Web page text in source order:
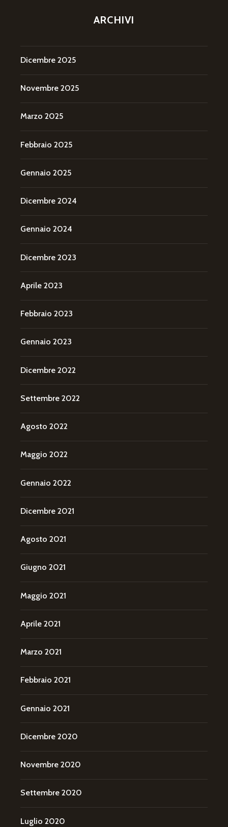
ARCHIVI
Dicembre 2025
Novembre 2025
Marzo 2025
Febbraio 2025
Gennaio 2025
Dicembre 2024
Gennaio 2024
Dicembre 2023
Aprile 2023
Febbraio 2023
Gennaio 2023
Dicembre 2022
Settembre 2022
Agosto 2022
Maggio 2022
Gennaio 2022
Dicembre 2021
Agosto 2021
Giugno 2021
Maggio 2021
Aprile 2021
Marzo 2021
Febbraio 2021
Gennaio 2021
Dicembre 2020
Novembre 2020
Settembre 2020
Luglio 2020